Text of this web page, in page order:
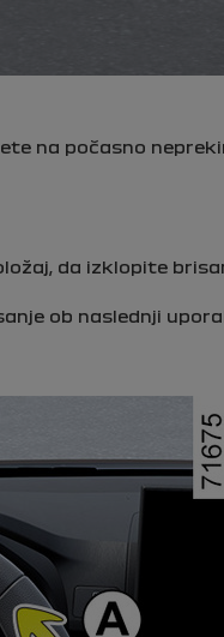
na počasno
da izklopite
ob naslednji